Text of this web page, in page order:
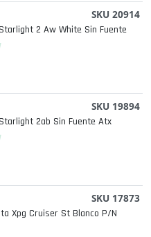
SKU 20914
2 Aw White Sin Fuente
SKU 19894
2ab Sin Fuente Atx
SKU 17873
Xpg Cruiser St Blanco P/n